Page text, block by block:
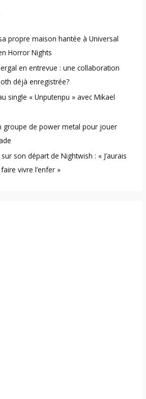
propre maison hantée à Universal
Horror Nights
en entrevue : une collaboration
déjà enregistrée?
single « Unputenpu » avec Mikael
groupe de power metal pour jouer
son départ de Nightwish : « J’aurais
vivre l’enfer »